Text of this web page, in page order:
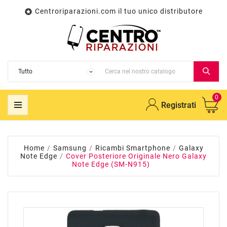
 Centroriparazioni.com il tuo unico distributore
Registrati
0
Home Samsung Ricambi Smartphone
Galaxy
Note Edge
Cover Posteriore Originale Nero Galaxy
Note Edge (SM-N915)